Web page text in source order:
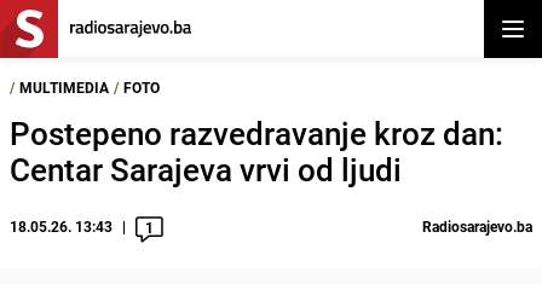
/ MULTIMEDIA / FOTO
Postepeno razvedravanje kroz dan:
Centar Sarajeva vrvi od ljudi
18.05.26. 13:43 1 Radiosarajevo.ba